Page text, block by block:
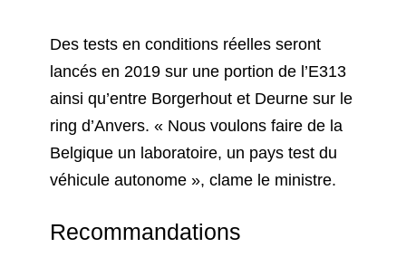
Des tests en conditions réelles seront
lancés en 2019 sur une portion de l’E313
ainsi qu’entre Borgerhout et Deurne sur le
ring d’Anvers. « Nous voulons faire de la
Belgique un laboratoire, un pays test du
véhicule autonome », clame le ministre.
Recommandations